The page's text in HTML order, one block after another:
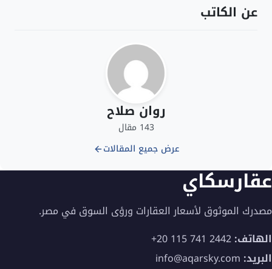
عن الكاتب
روان صلاح
143 مقال
عرض جميع المقالات
عقارسكاي
مصدرك الموثوق لأسعار العقارات ورؤى السوق في مصر.
الهاتف:+20 115 741 2442
البريد: info@aqarsky.com